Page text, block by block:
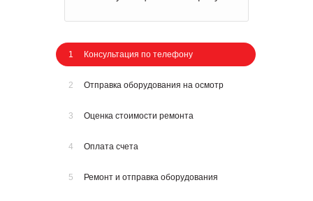
1 Консультация по телефону
2 Отправка оборудования на осмотр
3 Оценка стоимости ремонта
4 Оплата счета
5 Ремонт и отправка оборудования